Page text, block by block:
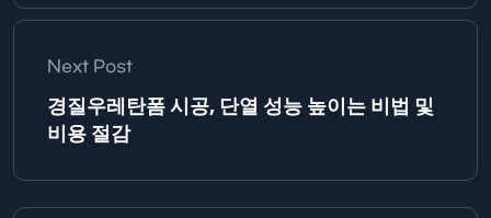
Next Post
경질우레탄폼 시공, 단열 성능 높이는 비법 및
비용 절감